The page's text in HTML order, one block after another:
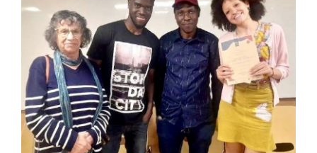
Estudiantes
Académicos
Funcionarios
Alumni